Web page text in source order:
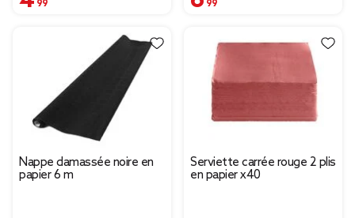
Nappe damassée noire en
papier 6 m
Serviette carrée rouge 2 plis
en papier x40